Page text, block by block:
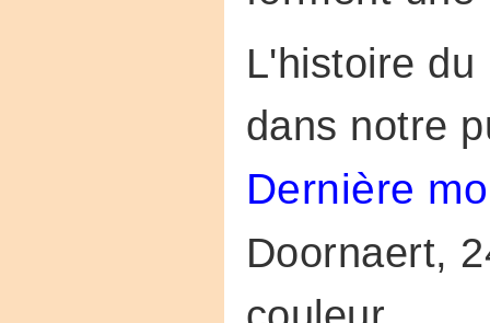
L'histoire
dans notre
Dernière
Doornaert,